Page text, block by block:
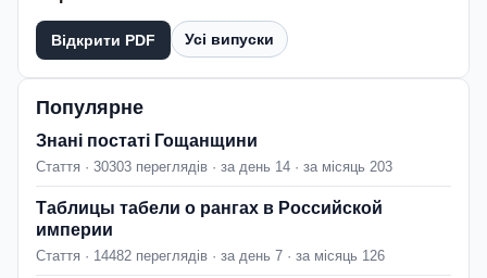
Відкрити PDF Усі випуски
Популярне
Знані постаті Гощанщини
Стаття · 30303 переглядів · за день 14 · за місяць 203
Таблицы табели о рангах в Российской
империи
Стаття · 14482 переглядів · за день 7 · за місяць 126